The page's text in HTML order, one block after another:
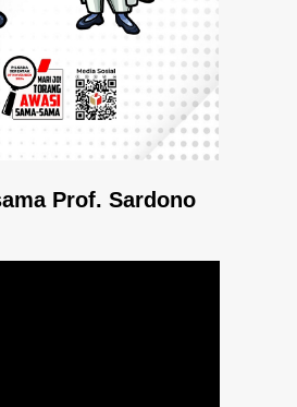
Prof. Sardono